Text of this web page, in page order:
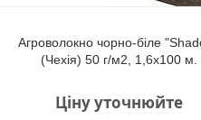
Агроволокно чорно-біле
(Чехія) 50 г/м2, 1,6х100 м.
Ціну уточнюйте